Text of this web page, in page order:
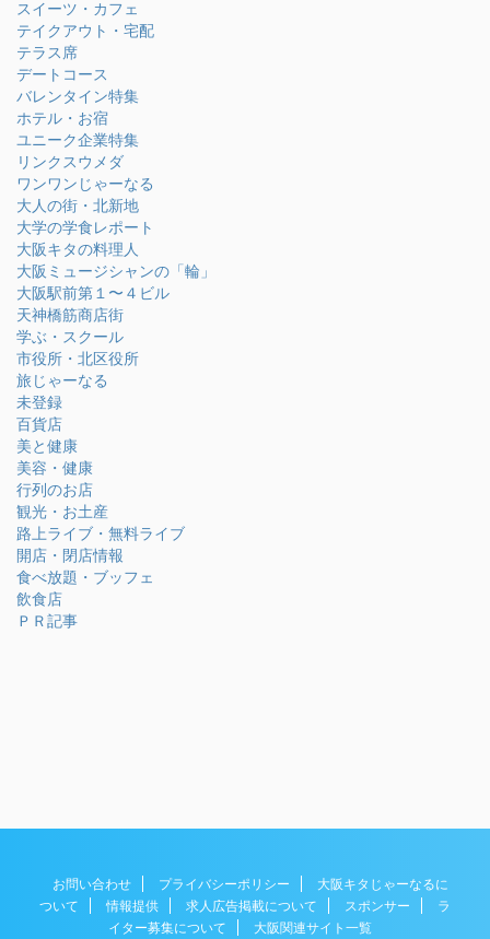
スイーツ・カフェ
テイクアウト・宅配
テラス席
デートコース
バレンタイン特集
ホテル・お宿
ユニーク企業特集
リンクスウメダ
ワンワンじゃーなる
大人の街・北新地
大学の学食レポート
大阪キタの料理人
大阪ミュージシャンの「輪」
大阪駅前第１〜４ビル
天神橋筋商店街
学ぶ・スクール
市役所・北区役所
旅じゃーなる
未登録
百貨店
美と健康
美容・健康
行列のお店
観光・お土産
路上ライブ・無料ライブ
開店・閉店情報
食べ放題・ブッフェ
飲食店
ＰＲ記事
お問い合わせ プライバシーポリシー
大阪キタじゃーなるに
ついて
情報提供 求人広告掲載について スポンサー
ラ
イター募集について
大阪関連サイト一覧